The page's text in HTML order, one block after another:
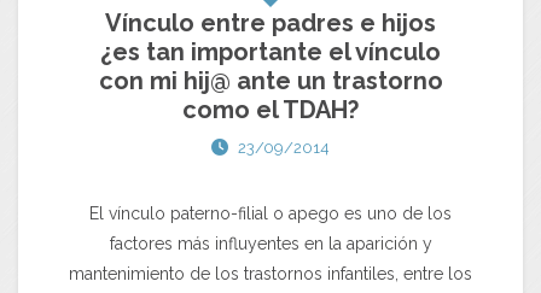
Vínculo entre padres e hijos
¿es tan importante el vínculo
con mi hij@ ante un trastorno
como el TDAH?
23/09/2014
El vínculo paterno-filial o apego es uno de los
factores más influyentes en la aparición y
mantenimiento de los trastornos infantiles, entre los